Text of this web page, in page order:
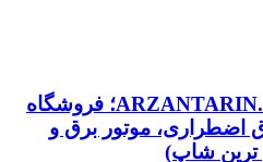
افتتاح رسمی ARZANTARIN.SHOP؛ فروشگاه
اضطراری، موتور برق و
ترین شاپ)